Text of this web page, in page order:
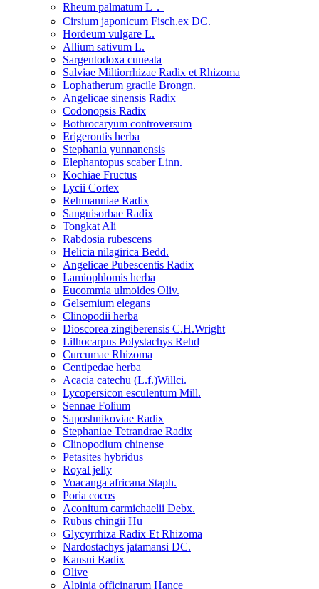
Rheum palmatum L．
Cirsium japonicum Fisch.ex DC.
Hordeum vulgare L.
Allium sativum L.
Sargentodoxa cuneata
Salviae Miltiorrhizae Radix et Rhizoma
Lophatherum gracile Brongn.
Angelicae sinensis Radix
Codonopsis Radix
Bothrocaryum controversum
Erigerontis herba
Stephania yunnanensis
Elephantopus scaber Linn.
Kochiae Fructus
Lycii Cortex
Rehmanniae Radix
Sanguisorbae Radix
Tongkat Ali
Rabdosia rubescens
Helicia nilagirica Bedd.
Angelicae Pubescentis Radix
Lamiophlomis herba
Eucommia ulmoides Oliv.
Gelsemium elegans
Clinopodii herba
Dioscorea zingiberensis C.H.Wright
Lilhocarpus Polystachys Rehd
Curcumae Rhizoma
Centipedae herba
Acacia catechu (L.f.)Willci.
Lycopersicon esculentum Mill.
Sennae Folium
Saposhnikoviae Radix
Stephaniae Tetrandrae Radix
Clinopodium chinense
Petasites hybridus
Royal jelly
Voacanga africana Staph.
Poria cocos
Aconitum carmichaelii Debx.
Rubus chingii Hu
Glycyrrhiza Radix Et Rhizoma
Nardostachys jatamansi DC.
Kansui Radix
Olive
Alpinia officinarum Hance